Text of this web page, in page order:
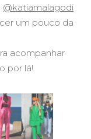
@katiamalagodi
um pouco da
acompanhar
por lá!